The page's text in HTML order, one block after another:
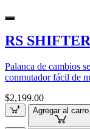
RS
Palanca de cambios
conmutador fácil de
$2,199.00
Agregar al carro